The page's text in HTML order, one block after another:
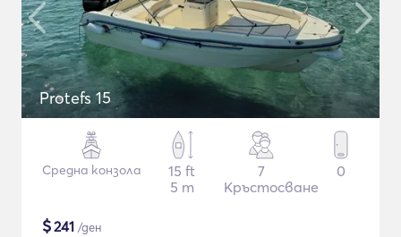
Protefs 15
Средна конзола
15 ft
5 m
7
Кръстосване
0
$241 /ден